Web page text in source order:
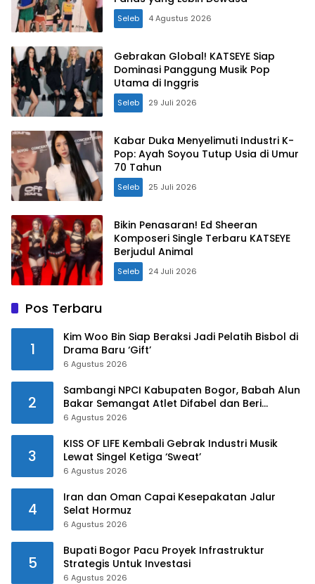
Seleb 4 Agustus 2026
Gebrakan Global! KATSEYE Siap
Dominasi Panggung Musik Pop
Utama di Inggris
Seleb 29 Juli 2026
Kabar Duka Menyelimuti Industri K-
Pop: Ayah Soyou Tutup Usia di Umur
70 Tahun
Seleb 25 Juli 2026
Bikin Penasaran! Ed Sheeran
Komposeri Single Terbaru KATSEYE
Berjudul Animal
Seleb 24 Juli 2026
Pos Terbaru
1
Kim Woo Bin Siap Beraksi Jadi Pelatih Bisbol di
Drama Baru ‘Gift’
6 Agustus 2026
2
Sambangi NPCI Kabupaten Bogor, Babah Alun
Bakar Semangat Atlet Difabel dan Beri
Motivasi
6 Agustus 2026
3
KISS OF LIFE Kembali Gebrak Industri Musik
Lewat Singel Ketiga ‘Sweat’
6 Agustus 2026
4
Iran dan Oman Capai Kesepakatan Jalur
Selat Hormuz
6 Agustus 2026
5
Bupati Bogor Pacu Proyek Infrastruktur
Strategis Untuk Investasi
6 Agustus 2026